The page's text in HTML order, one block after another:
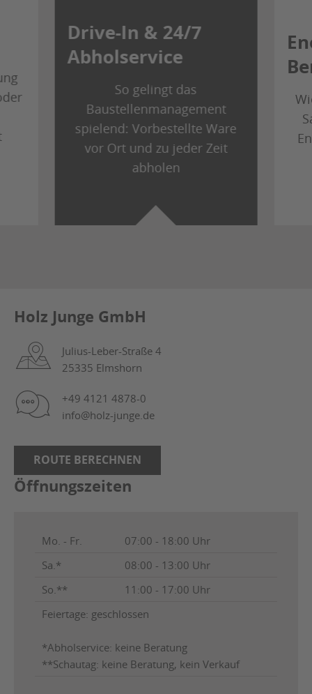
Drive-In & 24/7
Abholservice
So gelingt das
Baustellenmanagement
spielend: Vorbestellte Ware
vor Ort und zu jeder Zeit
abholen
Holz Junge GmbH
Julius-Leber-Straße 4
25335 Elmshorn
+49 4121 4878-0
info@holz-junge.de
ROUTE BERECHNEN
Öffnungszeiten
Mo. - Fr.
07:00 - 18:00 Uhr
Sa.*
08:00 - 13:00 Uhr
So.**
11:00 - 17:00 Uhr
Feiertage: geschlossen
*Abholservice: keine Beratung
**Schautag: keine Beratung, kein Verkauf